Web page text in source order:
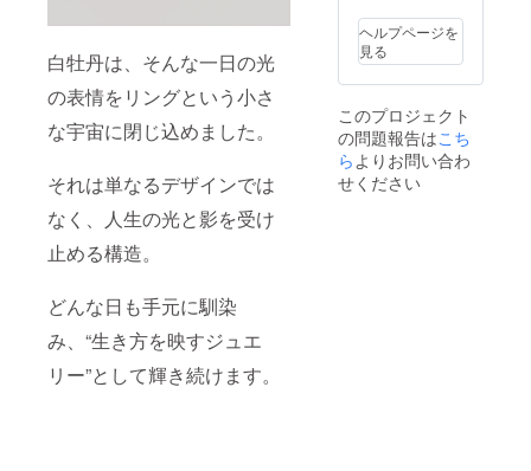
白牡丹は、そんな一日の光
の表情をリングという小さ
な宇宙に閉じ込めました。
それは単なるデザインでは
なく、人生の光と影を受け
止める構造。
どんな日も手元に馴染
み、“生き方を映すジュエ
リー”として輝き続けます。
めて、
晴れわ
たる明
るさ
元へ K
18、11
号
※±2号サ
イズ変
とした
動作の
たびに
細いハ
トが
すっと
走り、
朝の印
象がき
びにハ
イライ
トが
次々と
る。輝
きは一
瞬にと
どまら
ず、連
ヘルプページを
見る
このプロジェクト
の問題報告はこち
ら よりお問い合わ
せください